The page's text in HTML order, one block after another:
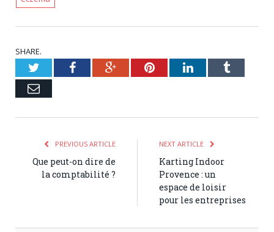
SHARE.
TwitterFacebookGoogle+PinterestLinkedInTumblr
Email
PREVIOUS ARTICLE
Que peut-on dire de
la comptabilité ?
NEXT ARTICLE
Karting Indoor
Provence : un
espace de loisir
pour les entreprises